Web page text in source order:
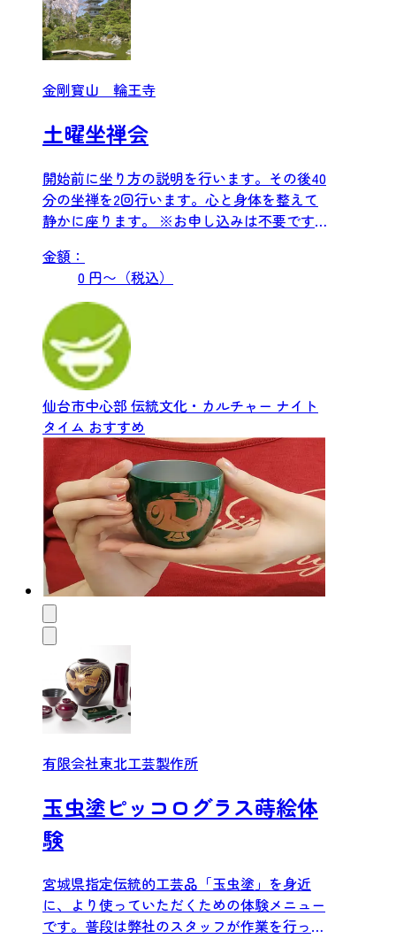
金剛寳山 輪王寺
土曜坐禅会
開始前に坐り方の説明を行います。その後40
分の坐禅を2回行います。心と身体を整えて
静かに座ります。 ※お申し込みは不要です。
金額：
0 円〜（税込）
仙台市中心部 伝統文化・カルチャー ナイト
タイム おすすめ
有限会社東北工芸製作所
玉虫塗ピッコログラス蒔絵体
験
宮城県指定伝統的工芸品「玉虫塗」を身近
に、より使っていただくための体験メニュー
です。普段は弊社のスタッフが作業を行って